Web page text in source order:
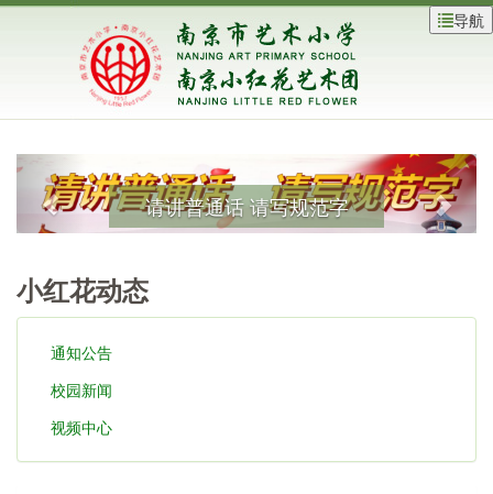
导航
请讲普通话 请写规范字
小红花动态
通知公告
校园新闻
视频中心